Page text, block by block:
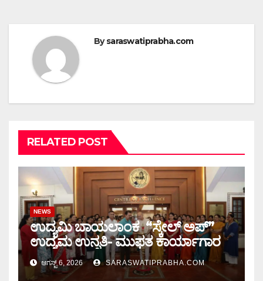
Bysaraswatiprabha.com
RELATED POST
NEWS
ಉದ್ಯಮಿ ಬಾಯಲಾಂಕ “ಸ್ಕೇಲ್ ಅಪ್”
ಉದ್ಯಮ ಉನ್ನತಿ- ಮುಫತ ಕಾರ್ಯಾಗಾರ
ಆಗಸ್ಟ್ 6, 2026 SARASWATIPRABHA.COM